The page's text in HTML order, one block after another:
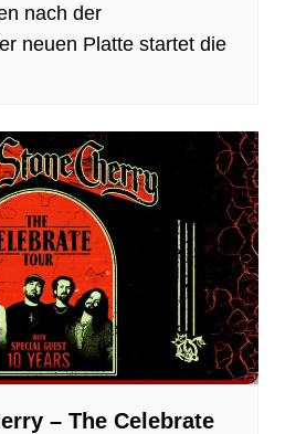
nach der
neuen Platte startet die
– The Celebrate